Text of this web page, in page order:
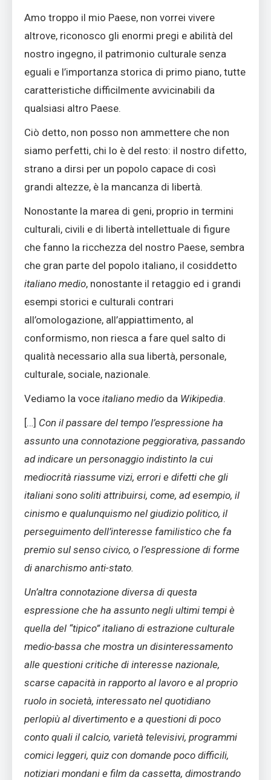
Amo troppo il mio Paese, non vorrei vivere
altrove, riconosco gli enormi pregi e abilità del
nostro ingegno, il patrimonio culturale senza
eguali e l’importanza storica di primo piano, tutte
caratteristiche difficilmente avvicinabili da
qualsiasi altro Paese.
Ciò detto, non posso non ammettere che non
siamo perfetti, chi lo è del resto: il nostro difetto,
strano a dirsi per un popolo capace di così
grandi altezze, è la mancanza di libertà.
Nonostante la marea di geni, proprio in termini
culturali, civili e di libertà intellettuale di figure
che fanno la ricchezza del nostro Paese, sembra
che gran parte del popolo italiano, il cosiddetto
italiano medio, nonostante il retaggio ed i grandi
esempi storici e culturali contrari
all’omologazione, all’appiattimento, al
conformismo, non riesca a fare quel salto di
qualità necessario alla sua libertà, personale,
culturale, sociale, nazionale.
Vediamo la voce italiano medio da Wikipedia.
[…] Con il passare del tempo l’espressione ha
assunto una connotazione peggiorativa, passando
ad indicare un personaggio indistinto la cui
mediocrità riassume vizi, errori e difetti che gli
italiani sono soliti attribuirsi, come, ad esempio, il
cinismo e qualunquismo nel giudizio politico, il
perseguimento dell’interesse familistico che fa
premio sul senso civico, o l’espressione di forme
di anarchismo anti-stato.
Un’altra connotazione diversa di questa
espressione che ha assunto negli ultimi tempi è
quella del “tipico” italiano di estrazione culturale
medio-bassa che mostra un disinteressamento
alle questioni critiche di interesse nazionale,
scarse capacità in rapporto al lavoro e al proprio
ruolo in società, interessato nel quotidiano
perlopiù al divertimento e a questioni di poco
conto quali il calcio, varietà televisivi, programmi
comici leggeri, quiz con domande poco difficili,
notiziari mondani e film da cassetta, dimostrando